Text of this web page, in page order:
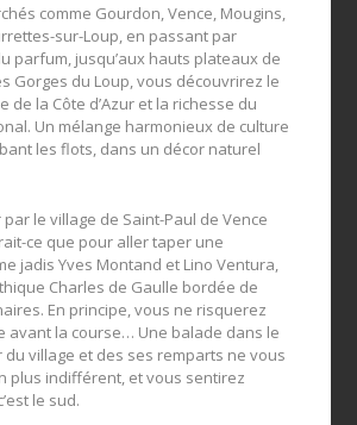
comme Gourdon, Vence, Mougins,
sur-Loup, en passant par
parfum, jusqu’aux hauts plateaux de
Gorges du Loup, vous découvrirez le
de la Côte d’Azur et la richesse du
Un mélange harmonieux de culture
les flots, dans un décor naturel
le village de Saint-Paul de Vence
ce que pour aller taper une
jadis Yves Montand et Lino Ventura,
Charles de Gaulle bordée de
En principe, vous ne risquerez
avant la course… Une balade dans le
village et des ses remparts ne vous
plus indifférent, et vous sentirez
le sud.